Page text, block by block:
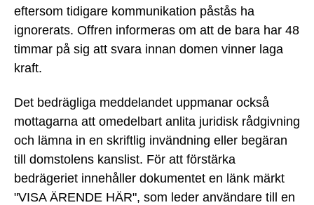
eftersom tidigare kommunikation påstås ha
ignorerats. Offren informeras om att de bara har 48
timmar på sig att svara innan domen vinner laga
kraft.
Det bedrägliga meddelandet uppmanar också
mottagarna att omedelbart anlita juridisk rådgivning
och lämna in en skriftlig invändning eller begäran
till domstolens kanslist. För att förstärka
bedrägeriet innehåller dokumentet en länk märkt
"VISA ÄRENDE HÄR", som leder användare till en